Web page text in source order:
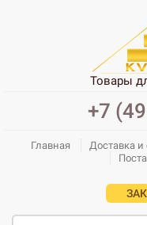
Товары
+7
Главная Доставка и